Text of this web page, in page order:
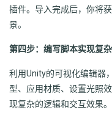
插件。导入完成后，你将
景。
第四步：编写脚本实现复
利用Unity的可视化编辑器
型、应用材质、设置光照
现复杂的逻辑和交互效果。